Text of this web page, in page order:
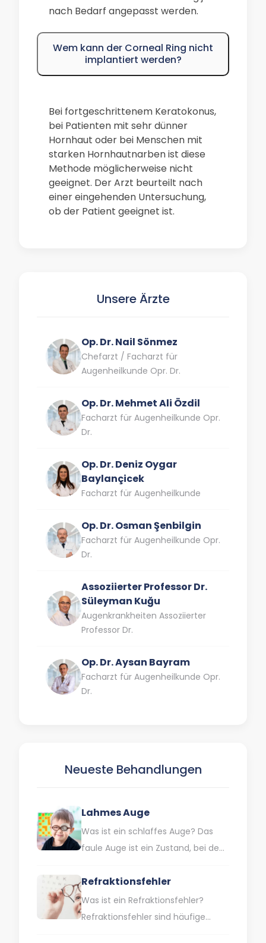
nach Bedarf angepasst werden.
Wem kann der Corneal Ring nicht
implantiert werden?
Bei fortgeschrittenem Keratokonus,
bei Patienten mit sehr dünner
Hornhaut oder bei Menschen mit
starken Hornhautnarben ist diese
Methode möglicherweise nicht
geeignet. Der Arzt beurteilt nach
einer eingehenden Untersuchung,
ob der Patient geeignet ist.
Unsere Ärzte
Op. Dr. Nail Sönmez
Chefarzt / Facharzt für
Augenheilkunde Opr. Dr.
Op. Dr. Mehmet Ali Özdil
Facharzt für Augenheilkunde Opr.
Dr.
Op. Dr. Deniz Oygar
Baylançicek
Facharzt für Augenheilkunde
Op. Dr. Osman Şenbilgin
Facharzt für Augenheilkunde Opr.
Dr.
Assoziierter Professor Dr.
Süleyman Kuğu
Augenkrankheiten Assoziierter
Professor Dr.
Op. Dr. Aysan Bayram
Facharzt für Augenheilkunde Opr.
Dr.
Neueste Behandlungen
Lahmes Auge
Was ist ein schlaffes Auge? Das
faule Auge ist ein Zustand, bei dem
als normal…
Refraktionsfehler
Was ist ein Refraktionsfehler?
Refraktionsfehler sind häufige